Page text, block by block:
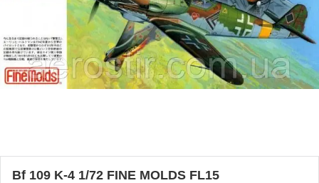
Bf 109 K-4 1/72 FINE MOLDS FL15